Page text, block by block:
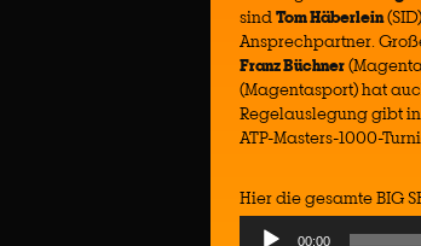
sindTom Häberlein
Ansprechpartner.
Franz Büchner
(Magentasport) hat
Regelauslegung gibt in
ATP-Masters-1000-
Hier die gesamte BIG
Audio
00:00